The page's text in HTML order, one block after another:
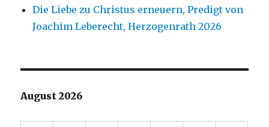
Die Liebe zu Christus erneuern, Predigt von
Joachim Leberecht, Herzogenrath 2026
August 2026